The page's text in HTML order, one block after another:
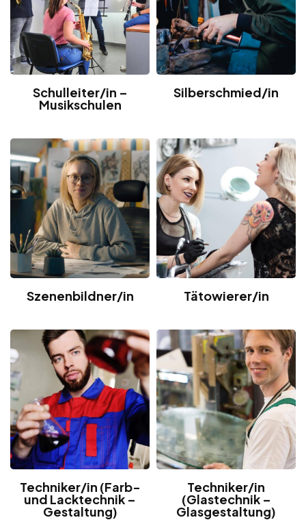
Schulleiter/in –
Musikschulen
Silberschmied/in
Szenenbildner/in Tätowierer/in
Techniker/in (Farb-
und Lacktechnik –
Gestaltung)
Techniker/in
(Glastechnik –
Glasgestaltung)